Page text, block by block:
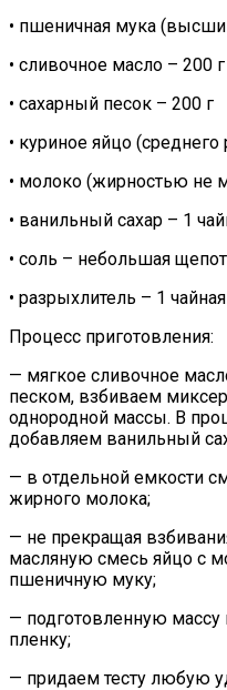
• пшеничная мука
• сливочное масло – 200 г
• сахарный песок – 200 г
• куриное яйцо
• молоко (жирностью не
• ванильный сахар – 1
• соль – небольшая
• разрыхлитель – 1
Процесс приготовления:
— мягкое сливочное
песком, взбиваем
однородной массы. В
добавляем ванильный
— в отдельной емкости
жирного молока;
— не прекращая
масляную смесь яйцо с
пшеничную муку;
— подготовленную
пленку;
— придаем тесту любую